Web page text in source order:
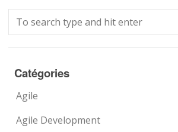
Catégories
Agile
Agile Development